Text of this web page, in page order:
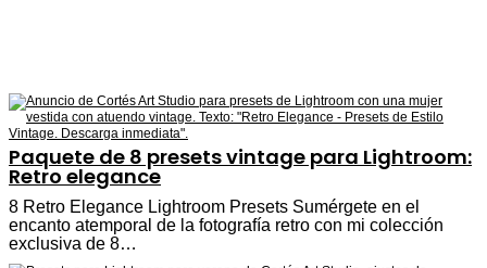
Paquete de 8 presets vintage para Lightroom:
Retro elegance
8 Retro Elegance Lightroom Presets Sumérgete en el
encanto atemporal de la fotografía retro con mi colección
exclusiva de 8…